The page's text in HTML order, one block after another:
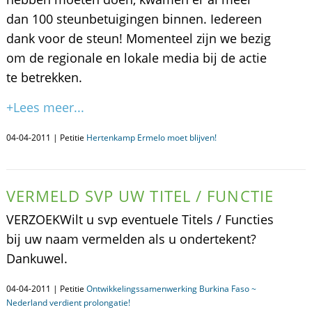
dan 100 steunbetuigingen binnen. Iedereen
dank voor de steun! Momenteel zijn we bezig
om de regionale en lokale media bij de actie
te betrekken.
+Lees meer...
04-04-2011 | Petitie Hertenkamp Ermelo moet blijven!
VERMELD SVP UW TITEL / FUNCTIE
VERZOEKWilt u svp eventuele Titels / Functies
bij uw naam vermelden als u ondertekent?
Dankuwel.
04-04-2011 | Petitie Ontwikkelingssamenwerking Burkina Faso ~
Nederland verdient prolongatie!